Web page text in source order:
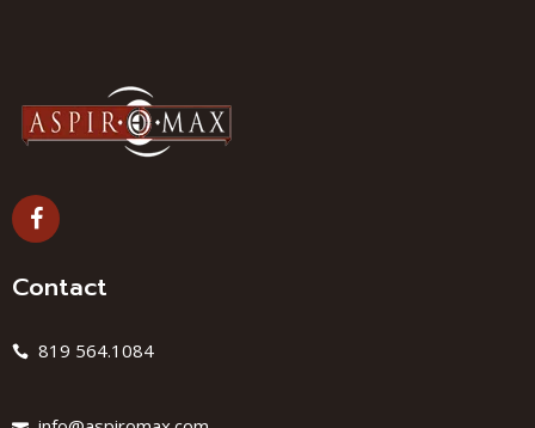
Contact
819 564.1084